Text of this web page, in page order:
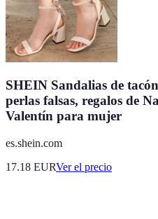
SHEIN Sandalias de
perlas falsas, regalos de
Valentín para mujer
es.shein.com
17.18 EURVer el precio